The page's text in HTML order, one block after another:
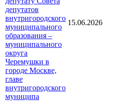
депутатов
внутригородского
муниципального
образования –
муниципального
округа
Черемушки в
городе Москве,
главе
внутригородского
муниципа
15.06.2026